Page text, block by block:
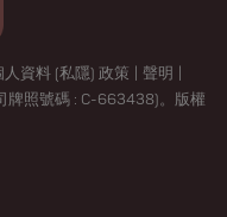
人資料 (私隱) 政策 聲明
牌照號碼 : C-663438)。版權